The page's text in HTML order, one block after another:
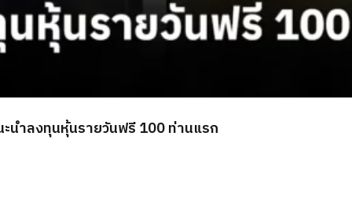
นำลงทุนหุ้นรายวันฟรี 100 ท่านแรก